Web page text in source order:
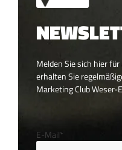
Melden Sie sich hier
erhalten Sie
Marketing Club Weser-
E-Mail*